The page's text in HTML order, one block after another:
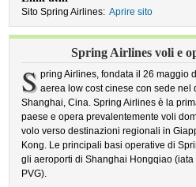
Sito Spring Airlines: Aprire sito
Spring Airlines voli e
S pring Airlines, fondata il 26 maggio
aerea low cost cinese con sede nel
Shanghai, Cina. Spring Airlines è la
paese e opera prevalentemente voli
volo verso destinazioni regionali in
Kong. Le principali basi operative di
gli aeroporti di Shanghai Hongqiao
PVG).